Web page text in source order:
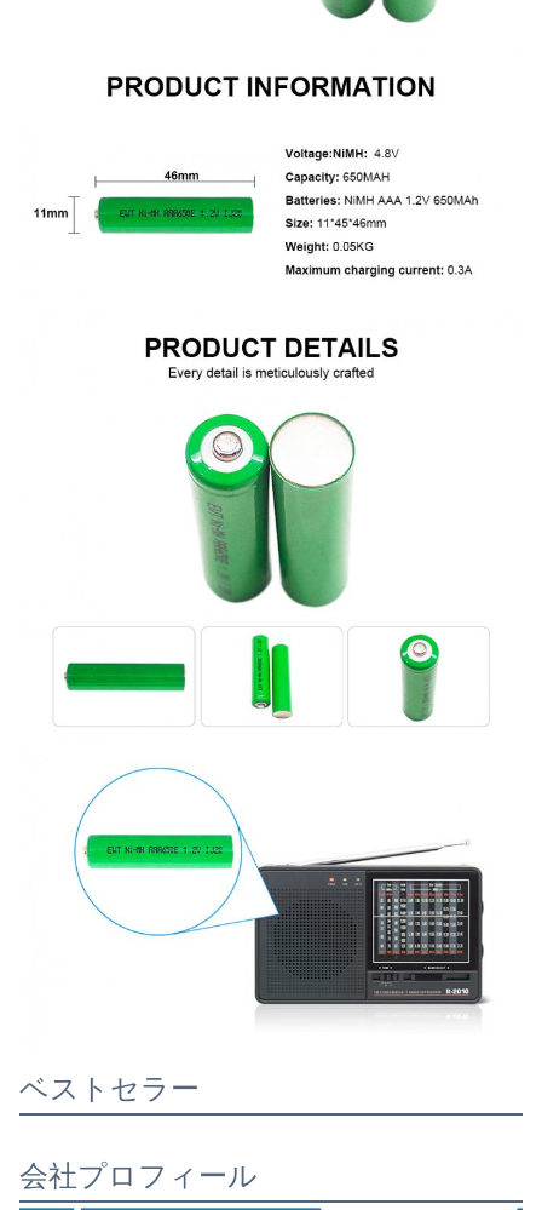
ベストセラー
会社プロフィール